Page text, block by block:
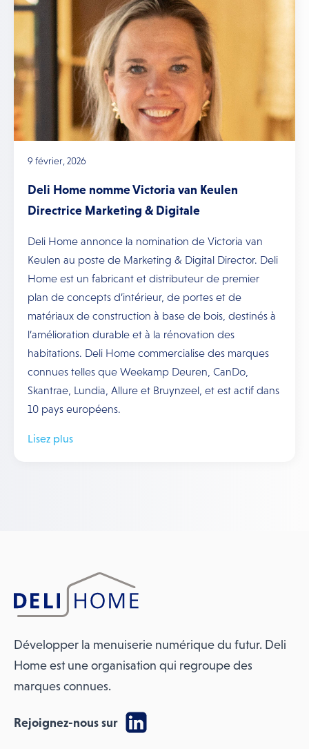
9 février, 2026
Deli Home nomme Victoria van Keulen
Directrice Marketing & Digitale
Deli Home annonce la nomination de Victoria van
Keulen au poste de Marketing & Digital Director. Deli
Home est un fabricant et distributeur de premier
plan de concepts d’intérieur, de portes et de
matériaux de construction à base de bois, destinés à
l’amélioration durable et à la rénovation des
habitations. Deli Home commercialise des marques
connues telles que Weekamp Deuren, CanDo,
Skantrae, Lundia, Allure et Bruynzeel, et est actif dans
10 pays européens.
Lisez plus
Développer la menuiserie numérique du futur. Deli
Home est une organisation qui regroupe des
marques connues.
Rejoignez-nous sur